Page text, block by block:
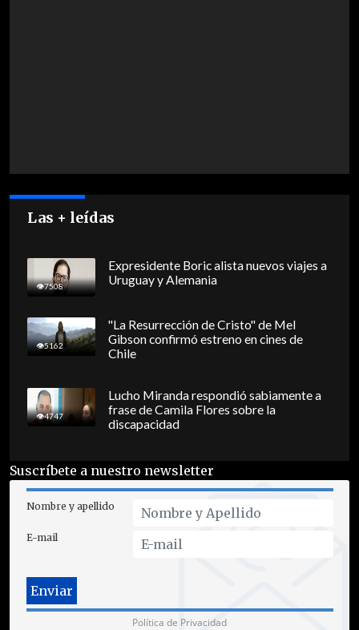
Las + leídas
7508
Expresidente Boric alista nuevos viajes a
Uruguay y Alemania
5162
"La Resurrección de Cristo" de Mel
Gibson confirmó estreno en cines de
Chile
4747
Lucho Miranda respondió sabiamente a
frase de Camila Flores sobre la
discapacidad
Suscríbete a nuestro newsletter
Nombre y apellido
E-mail
Política de Privacidad